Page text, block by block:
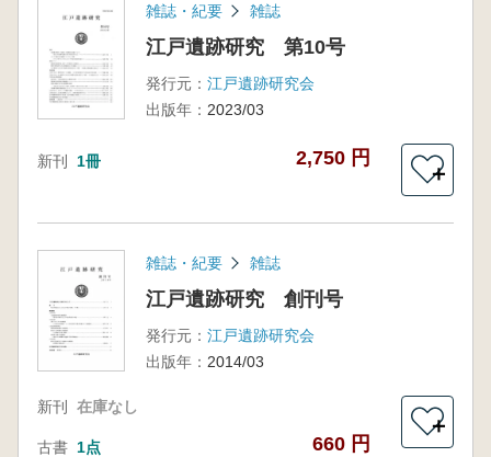
雑誌・紀要 雑誌
江戸遺跡研究 第10号
発行元： 江戸遺跡研究会
出版年： 2023/03
新刊 1冊 2,750 円
＋
雑誌・紀要 雑誌
江戸遺跡研究 創刊号
発行元： 江戸遺跡研究会
出版年： 2014/03
新刊 在庫なし
古書 1点 660 円
＋